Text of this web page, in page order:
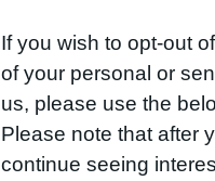
If you wish to opt-out
of your personal or
us, please use the
Please note that after
continue seeing